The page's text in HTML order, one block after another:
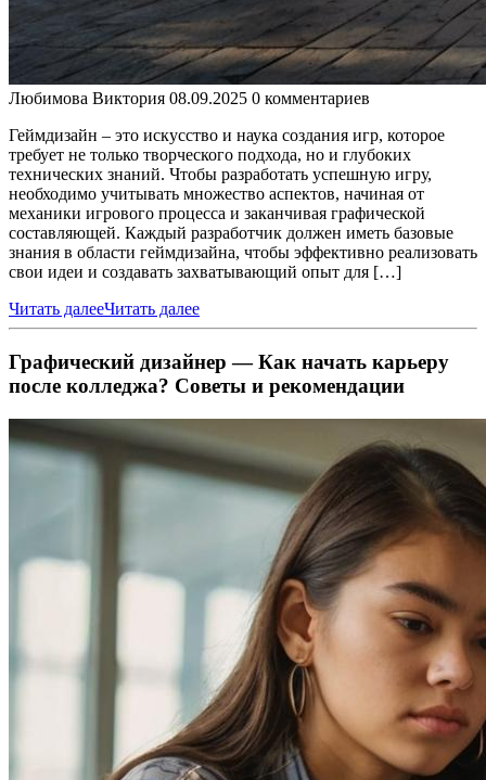
Любимова Виктория 08.09.2025 0 комментариев
Геймдизайн – это искусство и наука создания игр, которое
требует не только творческого подхода, но и глубоких
технических знаний. Чтобы разработать успешную игру,
необходимо учитывать множество аспектов, начиная от
механики игрового процесса и заканчивая графической
составляющей. Каждый разработчик должен иметь базовые
знания в области геймдизайна, чтобы эффективно реализовать
свои идеи и создавать захватывающий опыт для […]
Читать далееЧитать далее
Графический дизайнер — Как начать карьеру
после колледжа? Советы и рекомендации